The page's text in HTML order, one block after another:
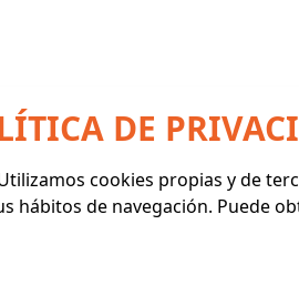
DE
cookies propias y de
de navegación. Puede